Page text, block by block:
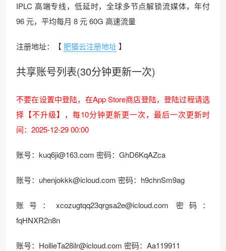
IPLC 高端专线，低延时，全球多节点解锁流媒体，年付
96 元，平均每月 8 元 60G 高速流量
注册地址：【 肥猫云注册地址】
共享账号列表(30分钟更新一次)
不要在设置中登陆，在App Store商店登陆，登陆过程请选
择【不升级】，每10分钟更新更一次，最后一次更新时
间：2025-12-29 00:00
账号： kuq6ji@163.com 密码：GhD6KqAZca
账号： uhenjokkk@icloud.com 密码：h9chnSm9ag
账号： xcozugtqq23qrgsa2e@icloud.com 密码：
fqHNXR2n8n
账号： HollieTa28ilr@icloud.com 密码：Aa119911